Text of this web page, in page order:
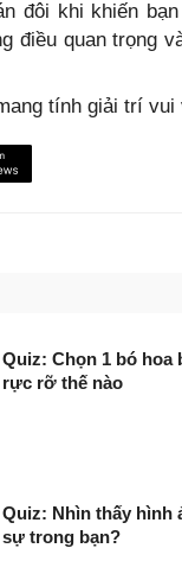
đôi khi khiến
điều quan trọng
tính giải trí vui
Quiz: Chọn 1 bó hoa
rực rỡ thế nào
Quiz: Nhìn thấy hình
sự trong bạn?